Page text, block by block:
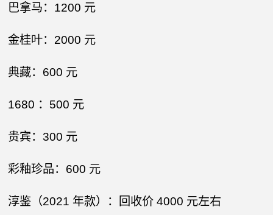
巴拿马：1200 元​
金桂叶：2000 元​
典藏：600 元​
1680 ：500 元​
贵宾：300 元​
彩釉珍品：600 元​
淳鉴（2021 年款）：回收价 4000 元左右​